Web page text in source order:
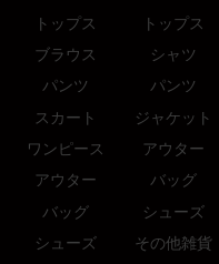
トップス
ブラウス
パンツ
スカート
ワンピース
アウター
バッグ
シューズ
トップス
シャツ
パンツ
ジャケット
アウター
バッグ
シューズ
その他雑貨